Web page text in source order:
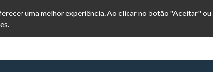
uma melhor experiência. Ao clicar no botão "Aceitar" ou